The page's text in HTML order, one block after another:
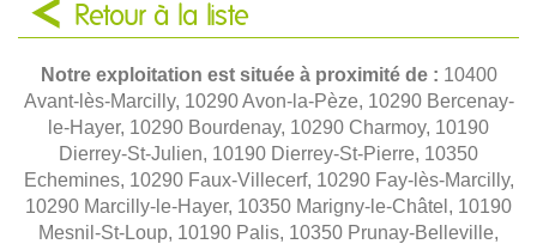
Retour à la liste
Notre exploitation est située à proximité de : 10400
Avant-lès-Marcilly, 10290 Avon-la-Pèze, 10290 Bercenay-
le-Hayer, 10290 Bourdenay, 10290 Charmoy, 10190
Dierrey-St-Julien, 10190 Dierrey-St-Pierre, 10350
Echemines, 10290 Faux-Villecerf, 10290 Fay-lès-Marcilly,
10290 Marcilly-le-Hayer, 10350 Marigny-le-Châtel, 10190
Mesnil-St-Loup, 10190 Palis, 10350 Prunay-Belleville,